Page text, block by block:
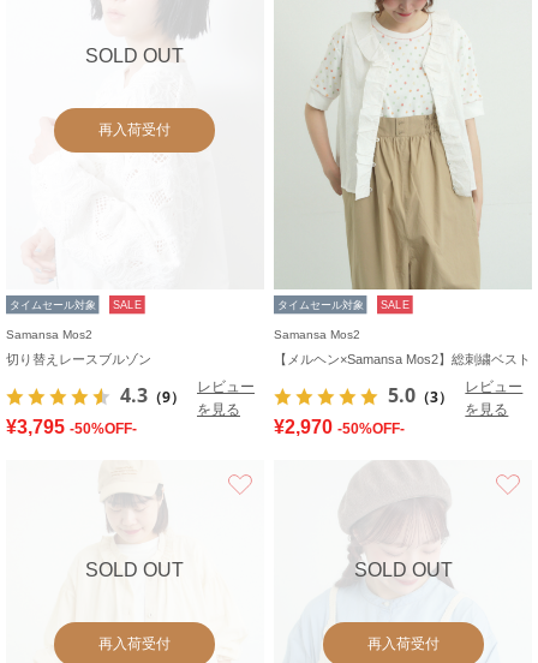
SOLD OUT
再入荷受付
タイムセール対象 SALE
Samansa Mos2
切り替えレースブルゾン
4.3 （9）
レビュー
を見る
¥3,795 -50%OFF-
タイムセール対象 SALE
Samansa Mos2
【メルヘン×Samansa Mos2】総刺繍ベスト
5.0 （3）
レビュー
を見る
¥2,970 -50%OFF-
SOLD OUT
再入荷受付
SOLD OUT
再入荷受付